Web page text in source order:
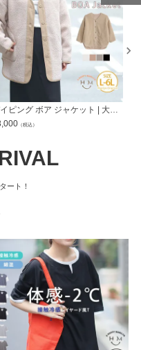
パイピング ボア ジャケット | 大きいサイズの通販ならハッピーマリリン
（税込）
ート！